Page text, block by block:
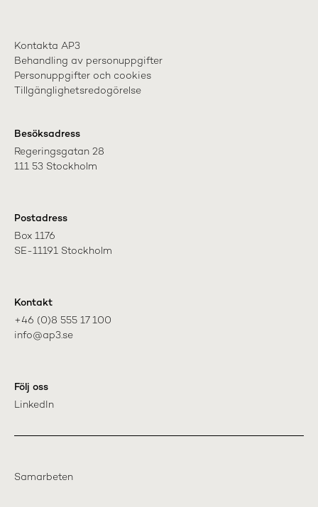
Kontakta AP3
Behandling av personuppgifter
Personuppgifter och cookies
Tillgänglighetsredogörelse
Besöksadress
Regeringsgatan 28
111 53 Stockholm
Postadress
Box 1176
SE-11191 Stockholm
Kontakt
+46 (0)8 555 17 100
info@ap3.se
Följ oss
LinkedIn
Samarbeten